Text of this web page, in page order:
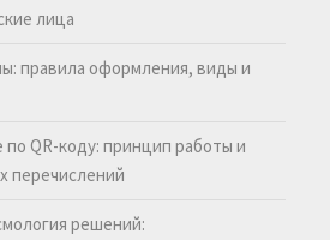
лица
правила оформления, виды и
QR-коду: принцип работы и
перечислений
решений: